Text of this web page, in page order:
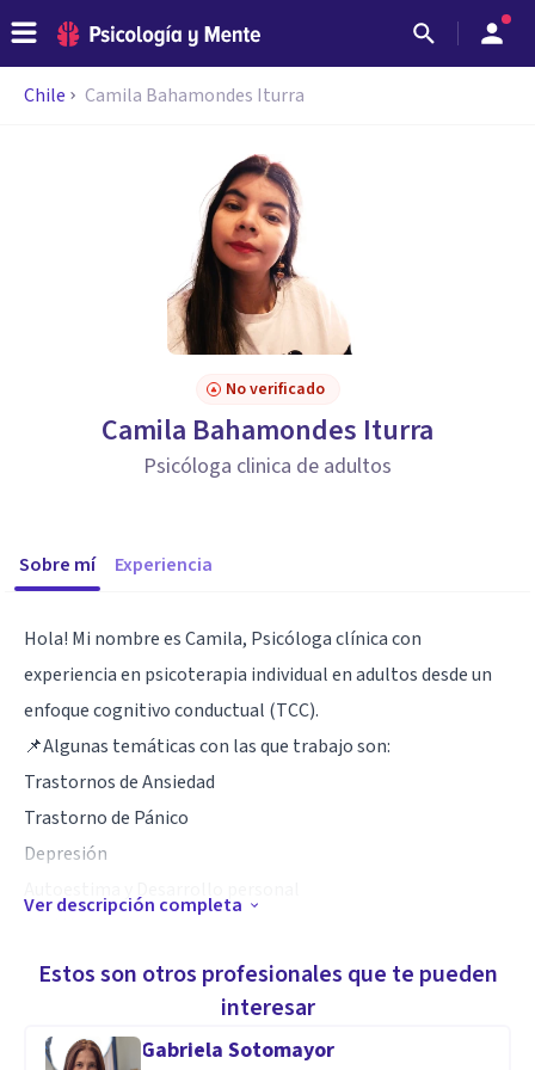
Chile Camila Bahamondes Iturra
No verificado
Camila Bahamondes Iturra
Psicóloga clinica de adultos
Sobre mí Experiencia
Hola! Mi nombre es Camila, Psicóloga clínica con
experiencia en psicoterapia individual en adultos desde un
enfoque cognitivo conductual (TCC).
📌Algunas temáticas con las que trabajo son:
Trastornos de Ansiedad
Trastorno de Pánico
Depresión
TEA
Tricotilomania
Ver descripción completa
Estos son otros profesionales que te pueden
interesar
Gabriela Sotomayor